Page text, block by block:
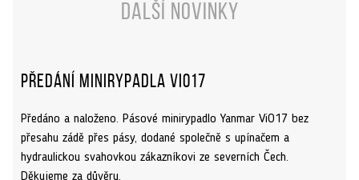
Další novinky
Předání minirypadla ViO17
Předáno a naloženo. Pásové minirypadlo Yanmar ViO17 bez
přesahu zádě přes pásy, dodané společně s upínačem a
hydraulickou svahovkou zákazníkovi ze severních Čech.
Děkujeme za důvěru.